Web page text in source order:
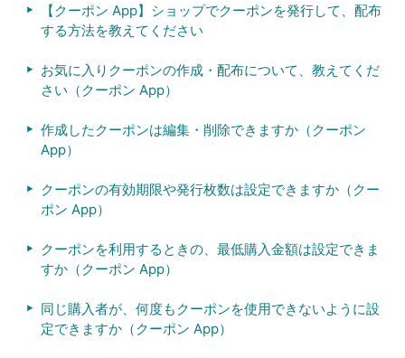
【クーポン App】ショップでクーポンを発行して、配布
する方法を教えてください
お気に入りクーポンの作成・配布について、教えてくだ
さい（クーポン App）
作成したクーポンは編集・削除できますか（クーポン
App）
クーポンの有効期限や発行枚数は設定できますか（クー
ポン App）
クーポンを利用するときの、最低購入金額は設定できま
すか（クーポン App）
同じ購入者が、何度もクーポンを使用できないように設
定できますか（クーポン App）